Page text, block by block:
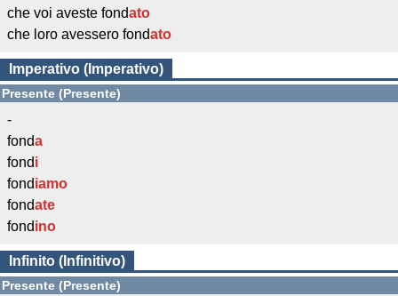
che voi aveste fondato
che loro avessero fondato
Imperativo (Imperativo)
Presente (Presente)
-
fonda
fondi
fondiamo
fondate
fondino
Infinito (Infinitivo)
Presente (Presente)